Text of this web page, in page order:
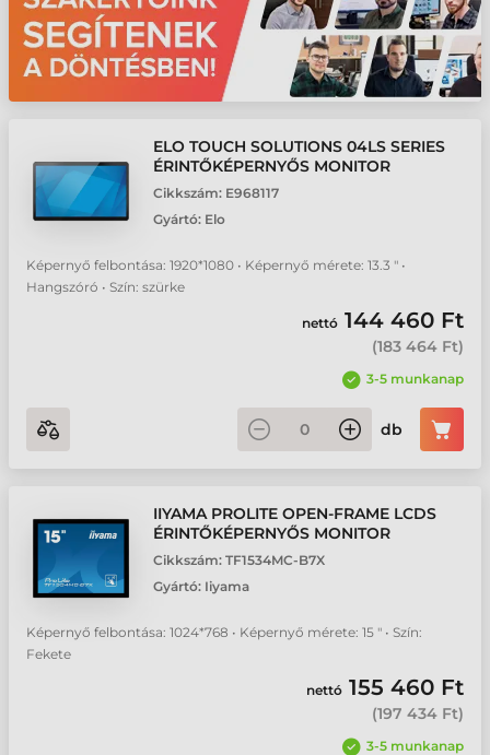
ELO TOUCH SOLUTIONS 04LS SERIES
ÉRINTŐKÉPERNYŐS MONITOR
Cikkszám: E968117
Gyártó: Elo
Képernyő felbontása: 1920*1080 • Képernyő mérete: 13.3 " •
Hangszóró • Szín: szürke
nettó 144 460 Ft
(183 464 Ft)
3-5 munkanap
db
IIYAMA PROLITE OPEN-FRAME LCDS
ÉRINTŐKÉPERNYŐS MONITOR
Cikkszám: TF1534MC-B7X
Gyártó: Iiyama
Képernyő felbontása: 1024*768 • Képernyő mérete: 15 " • Szín:
Fekete
nettó 155 460 Ft
(197 434 Ft)
3-5 munkanap